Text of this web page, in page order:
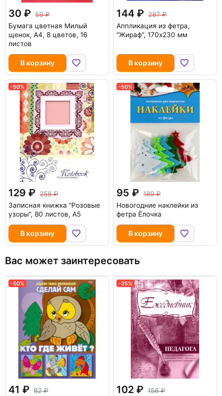
30
59
Бумага цветная Милый
щенок, А4, 8 цветов, 16
листов
В корзину
144
287
Аппликация из фетра,
"Жираф", 170х230 мм
В корзину
-50%
129
258
Записная книжка "Розовые
узоры", 80 листов, А5
В корзину
-50%
95
189
Новогодние наклейки из
фетра Ёлочка
В корзину
Вас может заинтересовать
-50%
41
82
-35%
102
156